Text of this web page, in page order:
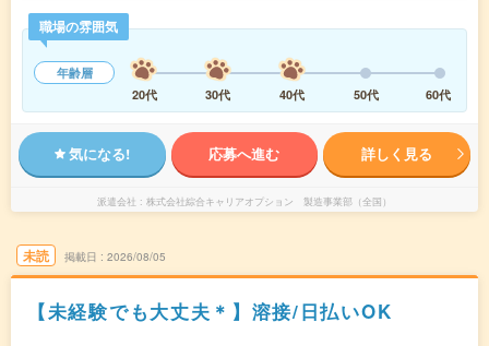
職場の雰囲気
年齢層
20代
30代 40代 50代 60代
気になる! 応募へ進む 詳しく見る
派遣会社 株式会社綜合キャリアオプション 製造事業部（全国）
未読 掲載日 2026/08/05
【未経験でも大丈夫＊】溶接/日払いOK